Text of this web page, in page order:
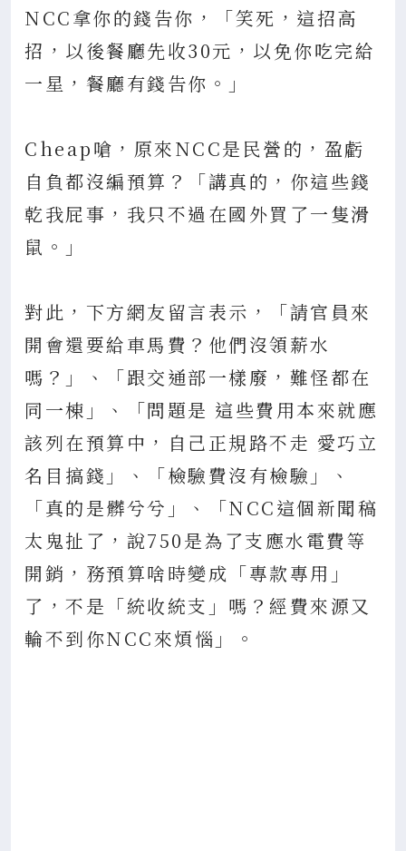
NCC拿你的錢告你，「笑死，這招高
招，以後餐廳先收30元，以免你吃完給
一星，餐廳有錢告你。」
Cheap嗆，原來NCC是民營的，盈虧
自負都沒編預算？「講真的，你這些錢
乾我屁事，我只不過在國外買了一隻滑
鼠。」
對此，下方網友留言表示，「請官員來
開會還要給車馬費？他們沒領薪水
嗎？」、「跟交通部一樣廢，難怪都在
同一棟」、「問題是 這些費用本來就應
該列在預算中，自己正規路不走 愛巧立
名目搞錢」、「檢驗費沒有檢驗」、
「真的是髒兮兮」、「NCC這個新聞稿
太鬼扯了，說750是為了支應水電費等
開銷，務預算啥時變成「專款專用」
了，不是「統收統支」嗎？經費來源又
輪不到你NCC來煩惱」。